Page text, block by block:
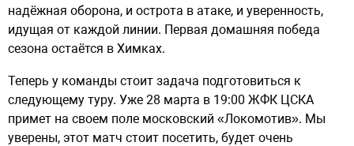
надёжная оборона, и острота в атаке, и уверенность,
идущая от каждой линии. Первая домашняя победа
сезона остаётся в Химках.
Теперь у команды стоит задача подготовиться к
следующему туру. Уже 28 марта в 19:00 ЖФК ЦСКА
примет на своем поле московский «Локомотив». Мы
уверены, этот матч стоит посетить, будет очень